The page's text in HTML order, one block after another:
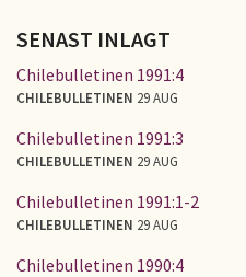
SENAST INLAGT
Chilebulletinen 1991:4
CHILEBULLETINEN 29 AUG
Chilebulletinen 1991:3
CHILEBULLETINEN 29 AUG
Chilebulletinen 1991:1-2
CHILEBULLETINEN 29 AUG
Chilebulletinen 1990:4